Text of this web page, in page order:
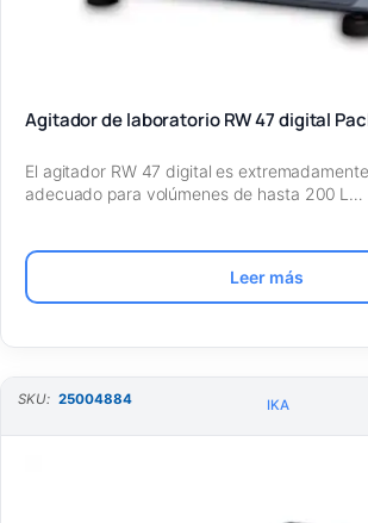
Agitador de laboratorio RW 47 digital
El agitador RW 47 digital es
adecuado para volúmenes de hasta 200 L…
Leer más
SKU: 25004884 IKA